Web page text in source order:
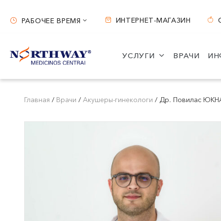
Рабочее время
Вильнюс
ул. S. Žukausko 19
Часы работы:
Каунас
ул. Miško 25A
Часы работы:
РАБОЧЕЕ ВРЕМЯ ИНТЕРНЕТ-МАГАЗИН
УСЛУГИ ВРАЧИ
Главная / Врачи / Акушеры-гинекологи / Др. Повилас